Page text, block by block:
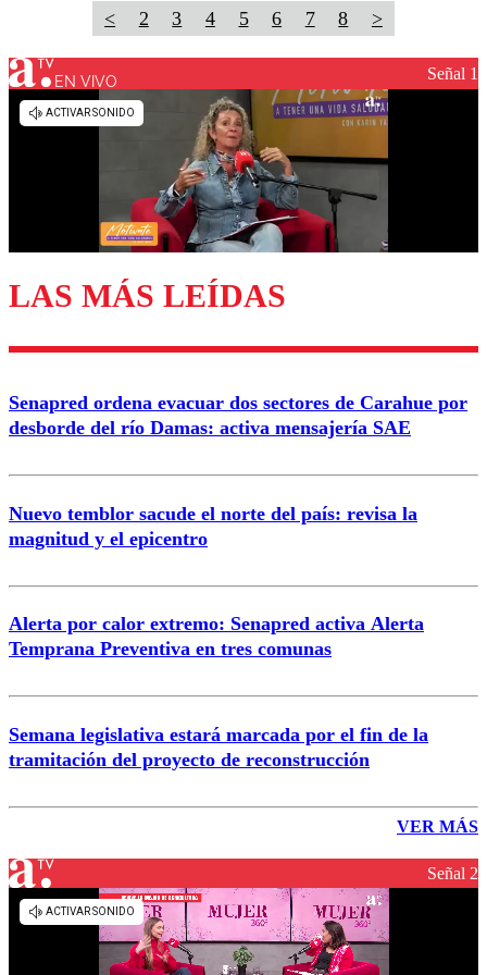
< 2 3 4 5 6 7 8 >
EN VIVO Señal 1
LAS MÁS LEÍDAS
Senapred ordena evacuar dos sectores de Carahue por
desborde del río Damas: activa mensajería SAE
Nuevo temblor sacude el norte del país: revisa la
magnitud y el epicentro
Alerta por calor extremo: Senapred activa Alerta
Temprana Preventiva en tres comunas
Semana legislativa estará marcada por el fin de la
tramitación del proyecto de reconstrucción
VER MÁS
Señal 2